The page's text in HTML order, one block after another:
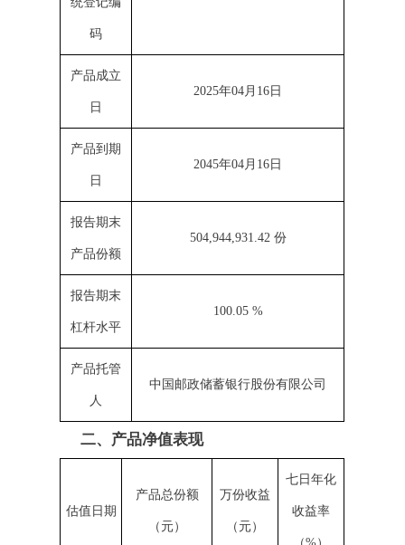
码
产品成立
日
2025年04月16日
产品到期
日
2045年04月16日
报告期末
产品份额
504,944,931.42 份
报告期末
杠杆水平
100.05 %
产品托管
人
中国邮政储蓄银行股份有限公司
二、产品净值表现
估值日期
产品总份额
（元）
万份收益
（元）
七日年化
收益率